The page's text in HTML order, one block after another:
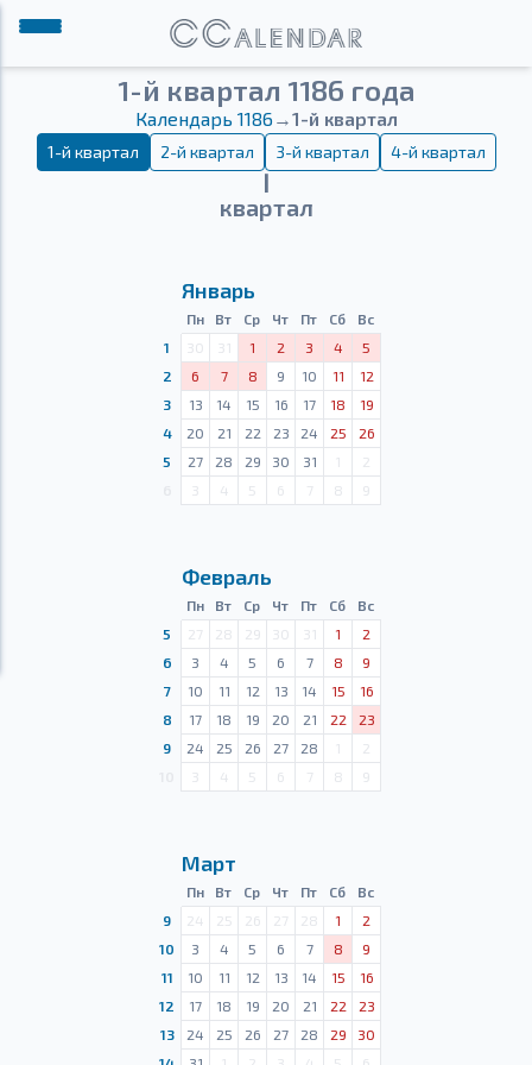
1-й квартал 1186 года
Календарь 1186 →1-й квартал
1-й квартал 2-й квартал 3-й квартал 4-й квартал
Ⅰ
квартал
Январь
Пн Вт Ср Чт Пт Сб
Вс
1
30 31 1 2 3 4
5
2
6 7 8 9 10 11
12
3
13 14 15 16 17 18
19
4
20 21 22 23 24 25
26
5
27 28 29 30 31 1
2
3 4 5 6 7 8 9
Февраль
Пн Вт Ср Чт Пт Сб
Вс
5
27 28 29 30 31 1
2
6
3 4 5 6 7 8
9
7
10 11 12 13 14 15
16
8
17 18 19 20 21 22
23
9
24 25 26 27 28 1
2
3 4 5 6 7 8 9
Март
Пн Вт Ср Чт Пт Сб
Вс
9
24 25 26 27 28 1
2
10
3 4 5 6 7 8
9
11
10 11 12 13 14 15
16
12
17 18 19 20 21 22
23
13
24 25 26 27 28 29
30